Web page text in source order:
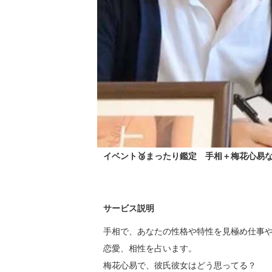
イベント🥉まったり鑑定 手相＋梅花心易
サービス説明
手相で、あなたの性格や特性を見極め仕事
恋愛、相性を占います。
梅花心易で、彼氏彼女はどう思ってる？